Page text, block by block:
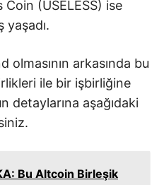
Coin (USELESS) ise
yaşadı.
olmasının arkasında bu
ile bir işbirliğine
detaylarına aşağıdaki
Bu Altcoin Birleşik